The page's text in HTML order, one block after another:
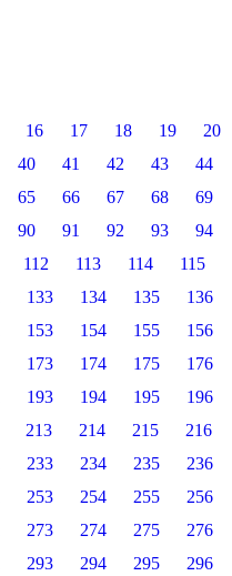
16 17 18 19 20
40 41 42 43 44
65 66 67 68 69
90 91 92 93 94
112 113 114 115
133 134 135 136
153 154 155 156
173 174 175 176
193 194 195 196
213 214 215 216
233 234 235 236
253 254 255 256
273 274 275 276
293 294 295 296